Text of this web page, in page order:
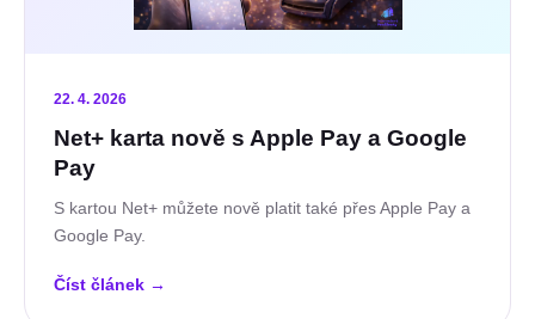
22. 4. 2026
Net+ karta nově s Apple Pay a Google
Pay
S kartou Net+ můžete nově platit také přes Apple Pay a
Google Pay.
Číst článek →